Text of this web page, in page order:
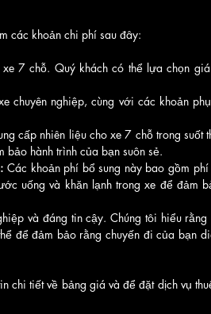
các khoản chi phí sau đây:
7 chỗ. Quý khách có thể lựa chọn
chuyên nghiệp, cùng với các khoản
cấp nhiên liệu cho xe 7 chỗ trong suốt
hành trình của bạn suôn sẻ.
Các khoản phí bổ sung này bao gồm
uống và khăn lạnh trong xe để đảm
và đáng tin cậy. Chúng tôi hiểu
để đảm bảo rằng chuyến đi của bạn
chi tiết về bảng giá và để đặt dịch vụ